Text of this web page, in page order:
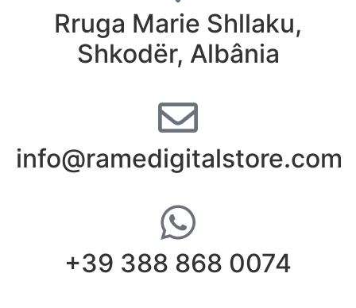
Rruga Marie Shllaku,
Shkodër, Albânia
info@ramedigitalstore.com
+39 388 868 0074